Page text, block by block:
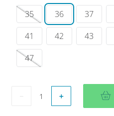
35 36 37
41
42 43
47
＋